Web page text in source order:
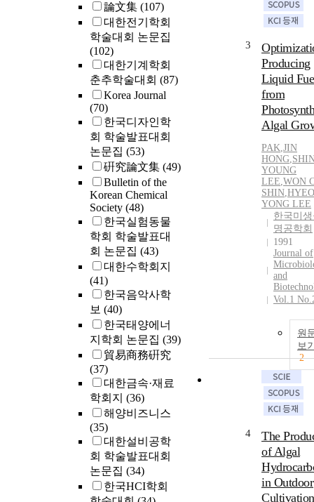
論文集 (107)
대한전기학회
학술대회 논문집
(102)
대한기계학회
춘추학술대회 (87)
Korea Journal
(70)
한국디자인학
회 학술발표대회
논문집 (53)
硏究論文集 (49)
Bulletin of the
Korean Chemical
Society (48)
한국실험동물
학회 학술발표대
회 논문집 (43)
대한수학회지
(41)
한국음악사학
보 (40)
한국태양에너
지학회 논문집 (39)
貿易商務硏究
(37)
대한금속·재료
학회지 (36)
해양비즈니스
(35)
대한설비공학
회 학술발표대회
논문집 (34)
한국HCI학회
3
Producing
Liquid
from
Algal
PAK,JIN
HONG,
YOUNG
LEE,WON
SHIN,
YONG LEE
한국미
명공학회
1991
Journal of
and
Vol.1
원
보
2
4
The
of Algal
in Outdoor